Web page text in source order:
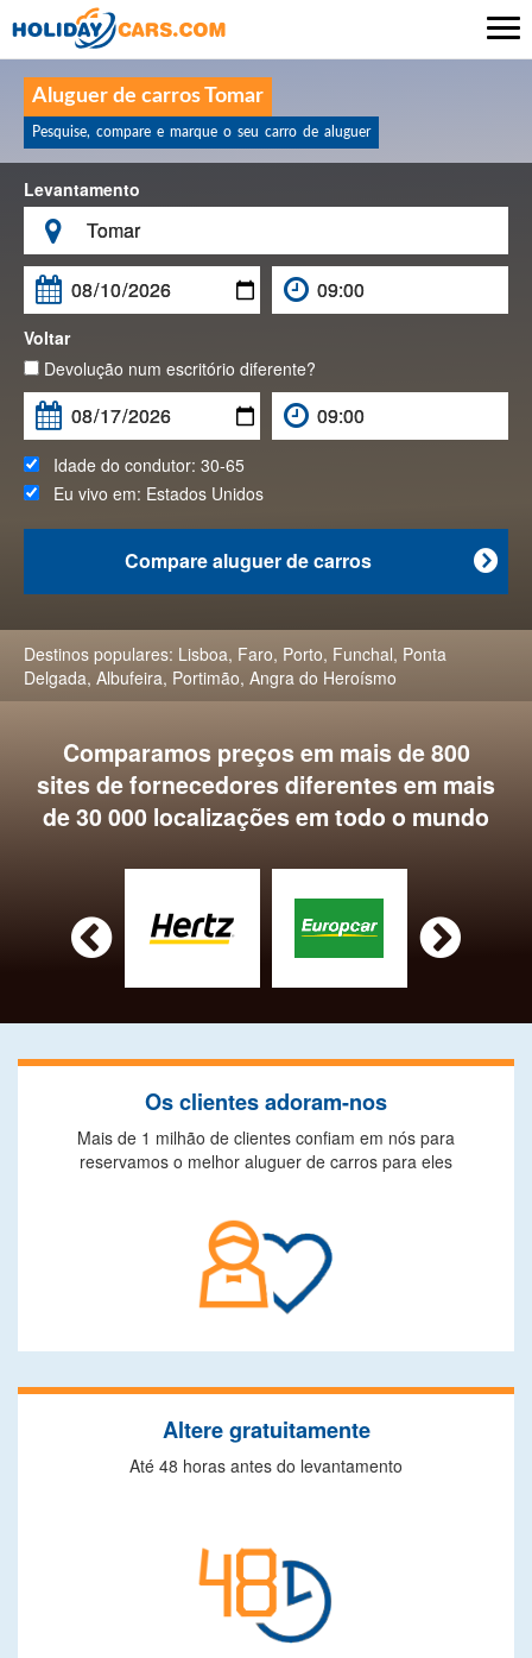
Aluguer de carros Tomar
Pesquise, compare e marque o seu carro de aluguer
Levantamento


Voltar
Devolução num escritório diferente?
Idade do condutor: 30-65
Eu vivo em: Estados Unidos

Compare aluguer de carros
Destinos populares: Lisboa, Faro, Porto, Funchal, Ponta
Delgada, Albufeira, Portimão, Angra do Heroísmo
Comparamos preços em mais de 800
sites de fornecedores diferentes em mais
de 30 000 localizações em todo o mundo
 
Os clientes adoram-nos
Mais de 1 milhão de clientes confiam em nós para
reservamos o melhor aluguer de carros para eles
Altere gratuitamente
Até 48 horas antes do levantamento